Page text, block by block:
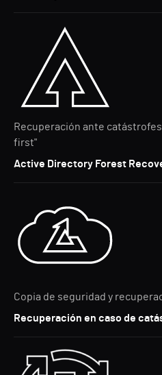
Recuperación ante
first"
Active Directory Forest
Copia de seguridad y
Recuperación en caso de